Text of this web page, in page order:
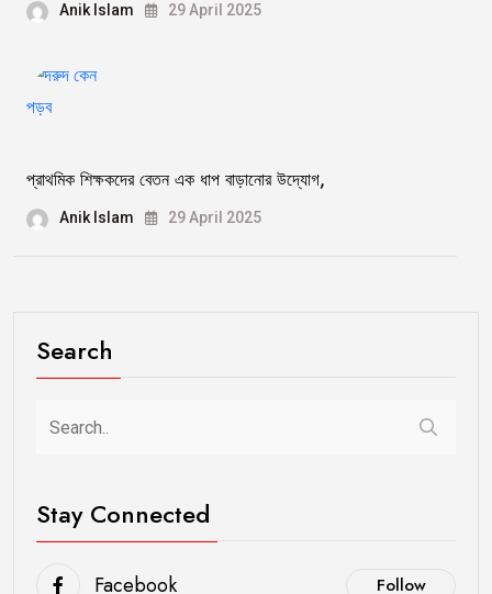
Anik Islam 29 April 2025
প্রাথমিক শিক্ষকদের বেতন এক ধাপ বাড়ানোর উদ্যোগ,
Anik Islam 29 April 2025
Search
Stay Connected
Facebook Follow